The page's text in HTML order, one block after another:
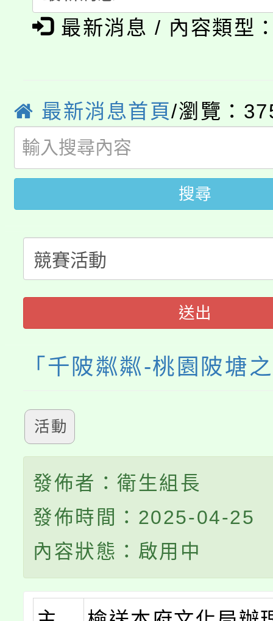
博覽會」之「藝術教育
「2026金融保險知識
桃園市115學年度學生
代理(課)教師甄選結果(
公告本校115學年度第
代理(課)教師甄選結果(
轉知中國文化大學推廣
《TA101》溝通分析基
程，歡迎學生輔導中心
心理、諮商輔導、社會
系所師生報名參加。
轉知苗栗縣政府辦理
縣市「校園短影音徵
門員」簡章及活動海報
踴躍報名參加。
桃園市115學年度學生
要點
展演活動實施計畫」
115年度「教育部表揚
義教育推展貢獻獎」
博覽會」之「藝術教育
最新消息 / 內容類型
最新消息首頁/瀏覽：
搜尋
送出
「千陂粼粼-桃園陂塘
活動
發佈者：衛生組長
發佈時間：2025-04-25
內容狀態：啟用中